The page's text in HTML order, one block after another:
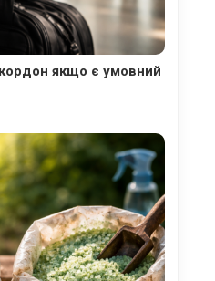
якщо є умовний